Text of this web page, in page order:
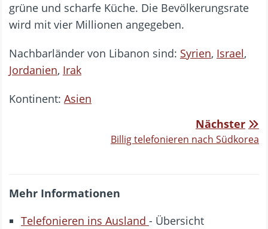
grüne und scharfe Küche. Die Bevölkerungsrate
wird mit vier Millionen angegeben.
Nachbarländer von Libanon sind: Syrien, Israel,
Jordanien, Irak
Kontinent: Asien
Nächster
Billig telefonieren nach Südkorea
Mehr Informationen
Telefonieren ins Ausland - Übersicht